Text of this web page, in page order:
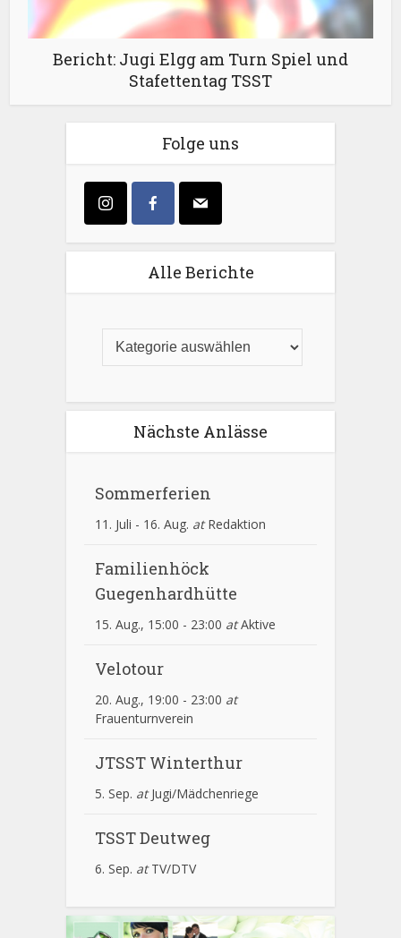
Bericht: Jugi Elgg am Turn Spiel und
Stafettentag TSST
Folge uns
Alle Berichte
Nächste Anlässe
Sommerferien
11. Juli - 16. Aug. atRedaktion
Familienhöck
Guegenhardhütte
15. Aug., 15:00 - 23:00 atAktive
Velotour
20. Aug., 19:00 - 23:00 at
Frauenturnverein
JTSST Winterthur
5. Sep. atJugi/Mädchenriege
TSST Deutweg
6. Sep. atTV/DTV